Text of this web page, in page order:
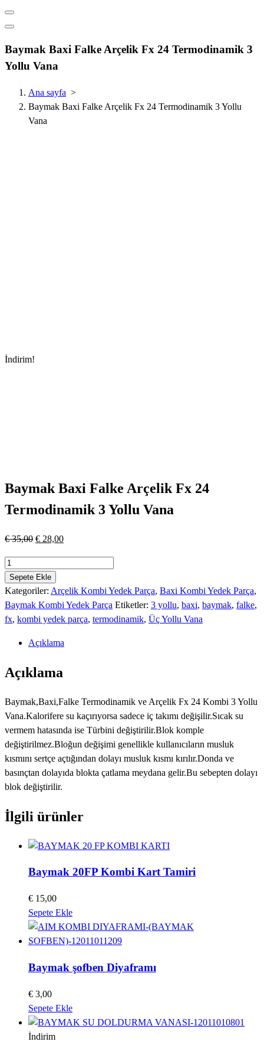
Baymak Baxi Falke Arçelik Fx 24 Termodinamik 3
Yollu Vana
Ana sayfa >
Baymak Baxi Falke Arçelik Fx 24 Termodinamik 3 Yollu
Vana
İndirim!
Baymak Baxi Falke Arçelik Fx 24
Termodinamik 3 Yollu Vana
€35,00 Orijinal
€ 35,00.
€ 28,00Şu
fiyat:
Baymak
Baxi
Falke
Arçelik
Fx
Termodinamik
Yollu
adet
Sepete Ekle
Kategoriler: Arçelik Kombi Yedek Parça, Baxi Kombi Yedek Parça,
Baymak Kombi Yedek Parça Etiketler: 3 yollu, baxi, baymak, falke,
fx, kombi yedek parça, termodinamik, Üç Yollu Vana
Açıklama
Açıklama
Baymak,Baxi,Falke Termodinamik ve Arçelik Fx 24 Kombi 3 Yollu
Vana.Kalorifere su kaçırıyorsa sadece iç takımı değişilir.Sıcak su
vermem hatasında ise Türbini değiştirilir.Blok komple
değiştirilmez.Bloğun değişimi genellikle kullanıcıların musluk
kısmını sertçe açtığından dolayı musluk kısmı kırılır.Donda ve
basınçtan dolayıda blokta çatlama meydana gelir.Bu sebepten dolayı
blok değiştirilir.
İlgili ürünler
Baymak 20FP Kombi Kart Tamiri
€ 15,00
Sepete Ekle
Baymak şofben Diyaframı
€ 3,00
Sepete Ekle
İndirim